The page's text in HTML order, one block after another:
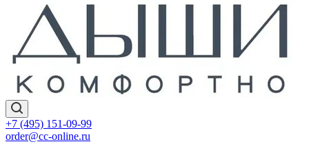
+7 (495) 151-09-99
order@cc-online.ru